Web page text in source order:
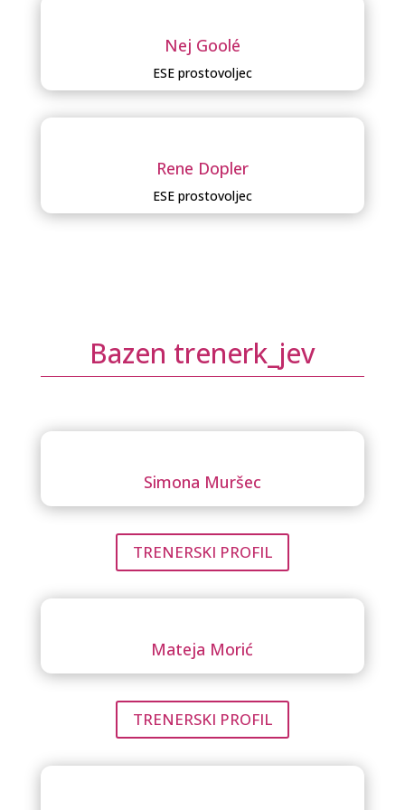
Nej Goolé
ESE prostovoljec
Rene Dopler
ESE prostovoljec
Bazen trenerk_jev
Simona Muršec
TRENERSKI PROFIL
Mateja Morić
TRENERSKI PROFIL